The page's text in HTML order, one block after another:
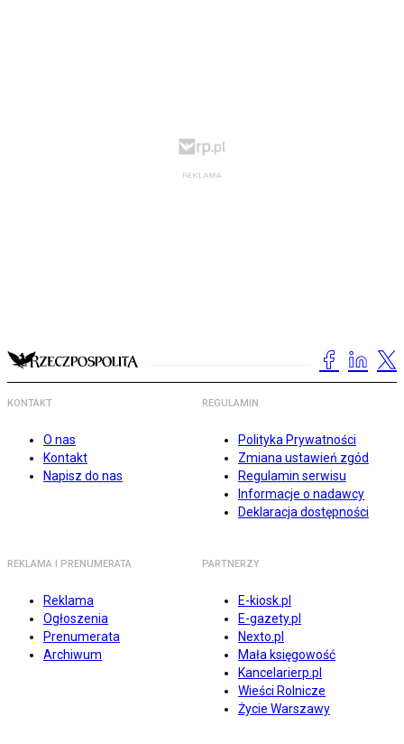
KONTAKT
O nas
Kontakt
Napisz do nas
REGULAMIN
Polityka Prywatności
Zmiana ustawień zgód
Regulamin serwisu
Informacje o nadawcy
Deklaracja dostępności
REKLAMA I PRENUMERATA
Reklama
Ogłoszenia
Prenumerata
Archiwum
PARTNERZY
E-kiosk.pl
E-gazety.pl
Nexto.pl
Mała księgowość
Kancelarierp.pl
Wieści Rolnicze
Życie Warszawy